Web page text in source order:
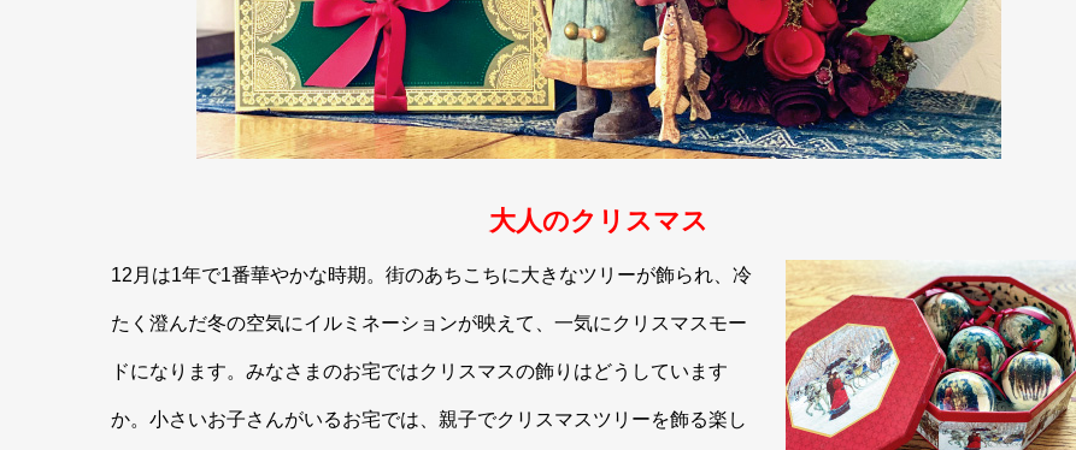
大人のクリスマス
12月は1年で1番華やかな時期。街のあちこちに大きなツリーが飾られ、冷
たく澄んだ冬の空気にイルミネーションが映えて、一気にクリスマスモー
ドになります。みなさまのお宅ではクリスマスの飾りはどうしています
か。小さいお子さんがいるお宅では、親子でクリスマスツリーを飾る楽し